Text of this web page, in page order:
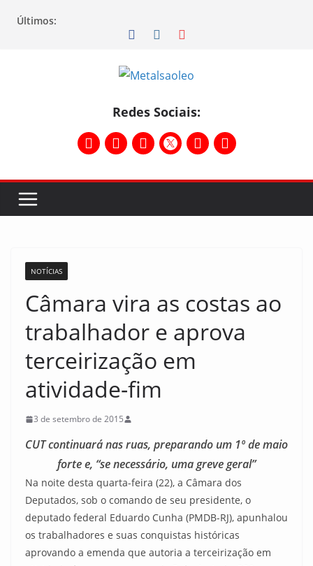
Últimos:
Redes Sociais:
NOTÍCIAS
Câmara vira as costas ao
trabalhador e aprova
terceirização em
atividade-fim
3 de setembro de 2015
CUT continuará nas ruas, preparando um 1º de maio
forte e, “se necessário, uma greve geral”
Na noite desta quarta-feira (22), a Câmara dos
Deputados, sob o comando de seu presidente, o
deputado federal Eduardo Cunha (PMDB-RJ), apunhalou
os trabalhadores e suas conquistas históricas
aprovando a emenda que autoria a terceirização em